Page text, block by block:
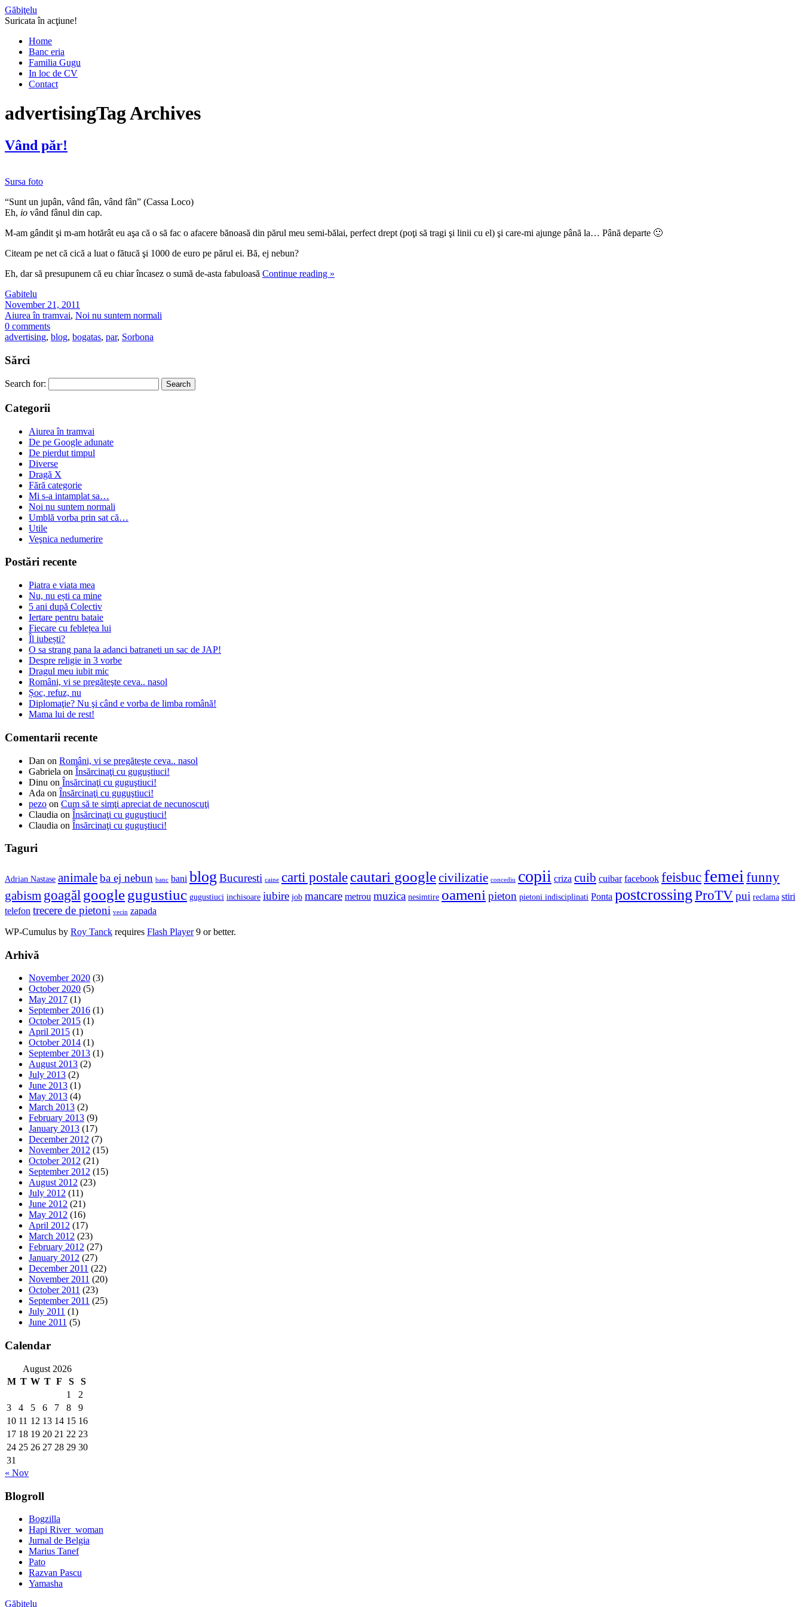
Găbiţelu
Suricata în acţiune!
Home
Banc eria
Familia Gugu
In loc de CV
Contact
advertisingTag Archives
Vând păr!
Sursa foto
“Sunt un jupân, vând fân, vând fân” (Cassa Loco)
Eh, io vând fânul din cap.
M-am gândit şi m-am hotărât eu aşa că o să fac o afacere bănoasă din părul meu semi-bălai, perfect drept (poţi să tragi şi linii cu el) şi care-mi ajunge până la… Până departe 🙂
Citeam pe net că cică a luat o fătucă şi 1000 de euro pe părul ei. Bă, ej nebun?
Eh, dar să presupunem că eu chiar încasez o sumă de-asta fabuloasă Continue reading »
Gabitelu
November 21, 2011
Aiurea în tramvai, Noi nu suntem normali
0 comments
advertising, blog, bogatas, par, Sorbona
Sărci
Search for:
Categorii
Aiurea în tramvai
De pe Google adunate
De pierdut timpul
Diverse
Dragă X
Fără categorie
Mi s-a intamplat sa…
Noi nu suntem normali
Umblă vorba prin sat că…
Utile
Veşnica nedumerire
Postări recente
Piatra e viata mea
Nu, nu ești ca mine
5 ani după Colectiv
Iertare pentru bataie
Fiecare cu feblețea lui
Îl iubești?
O sa strang pana la adanci batraneti un sac de JAP!
Despre religie in 3 vorbe
Dragul meu iubit mic
Români, vi se pregăteşte ceva.. nasol
Șoc, refuz, nu
Diplomaţie? Nu şi când e vorba de limba română!
Mama lui de rest!
Comentarii recente
Dan on Români, vi se pregăteşte ceva.. nasol
Gabriela on Însărcinaţi cu guguştiuci!
Dinu on Însărcinaţi cu guguştiuci!
Ada on Însărcinaţi cu guguştiuci!
pezo on Cum să te simţi apreciat de necunoscuţi
Claudia on Însărcinaţi cu guguştiuci!
Claudia on Însărcinaţi cu guguştiuci!
Taguri
Adrian Nastase animaleba ej nebun banc bani blog Bucuresti caine carti postale cautari googlecivilizatie concediu copii criza cuib cuibar facebook feisbuc femei funny
gabism goagăl googlegugustiuc gugustiuci inchisoare iubire job mancare metrou muzica nesimtire oameni pieton pietoni indisciplinati Ponta postcrossing ProTVpui reclama stiri
telefon trecere de pietoni vecin zapada
WP-Cumulus by Roy Tanck requires Flash Player9 or better.
Arhivă
November 2020 (3)
October 2020 (5)
May 2017 (1)
September 2016 (1)
October 2015 (1)
April 2015 (1)
October 2014 (1)
September 2013 (1)
August 2013 (2)
July 2013 (2)
June 2013 (1)
May 2013 (4)
March 2013 (2)
February 2013 (9)
January 2013 (17)
December 2012 (7)
November 2012 (15)
October 2012 (21)
September 2012 (15)
August 2012 (23)
July 2012 (11)
June 2012 (21)
May 2012 (16)
April 2012 (17)
March 2012 (23)
February 2012 (27)
January 2012 (27)
December 2011 (22)
November 2011 (20)
October 2011 (23)
September 2011 (25)
July 2011 (1)
June 2011 (5)
Calendar
August 2026
M T W T F S
S
1
2
3
4 5 6 7 8
9
10 11 12 13 14 15 16
17 18 19 20 21 22 23
24 25 26 27 28 29 30
31
« Nov
Blogroll
Bogzilla
Hapi River_woman
Jurnal de Belgia
Marius Tanef
Pato
Razvan Pascu
Yamasha
Găbiţelu